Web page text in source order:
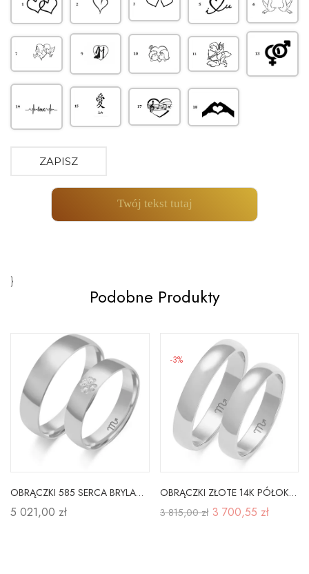
ZAPISZ
Twój tekst tutaj
}
Podobne Produkty
OBRĄCZKI 585 SERCA BRYLANT CYRKONIA BIAŁE ZŁOTO
5 021,00 zł
-3%
OBRĄCZKI ZŁOTE 14K PÓŁOKRĄGŁE SOCZEWKA A-102B
3 815,00 zł 3 700,55 zł